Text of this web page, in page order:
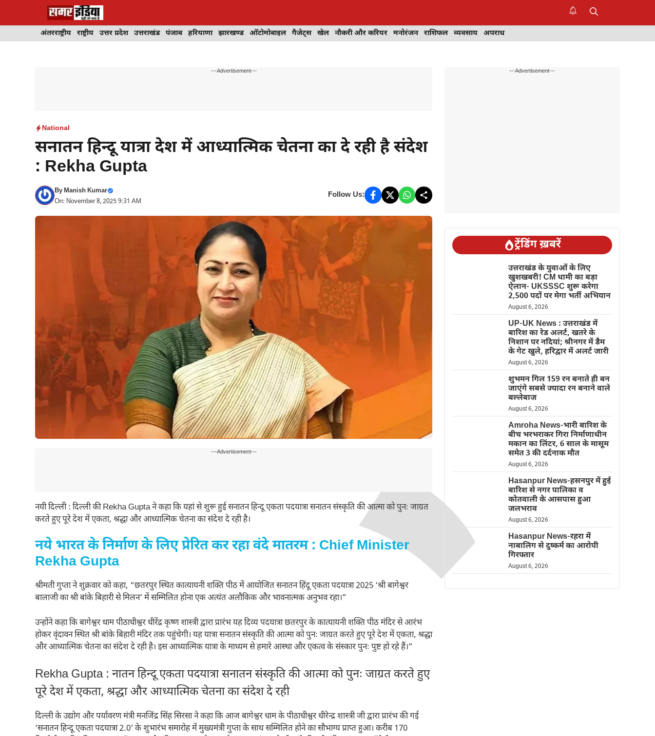
अंतरराष्ट्रीय राष्ट्रीय उत्तर प्रदेश उत्तराखंड पंजाब हरियाणा झारखण्ड ऑटोमोबाइल गैजेट्स खेल नौकरी और करियर मनोरंजन राशिफल व्यवसाय अपराध
---Advertisement---
National
सनातन हिन्दू यात्रा देश में आध्यात्मिक चेतना का दे रही है संदेश
: Rekha Gupta
ByManish Kumar
On: November 8, 2025 9:31 AM
Follow Us:
---Advertisement---
नयी दिल्ली : दिल्ली की Rekha Gupta ने कहा कि यहां से शुरू हुई सनातन हिन्दू एकता पदयात्रा सनातन संस्कृति की आत्मा को पुनः जाग्रत
करते हुए पूरे देश में एकता, श्रद्धा और आध्यात्मिक चेतना का संदेश दे रही है।
नये भारत के निर्माण के लिए प्रेरित कर रहा वंदे मातरम : Chief Minister
Rekha Gupta
श्रीमती गुप्ता ने शुक्रवार को कहा, “छतरपुर स्थित कात्यायनी शक्ति पीठ में आयोजित सनातन हिंदू एकता पदयात्रा 2025 ‘श्री बागेश्वर
बालाजी का श्री बांके बिहारी से मिलन’ में सम्मिलित होना एक अत्यंत अलौकिक और भावनात्मक अनुभव रहा।”
उन्होंने कहा कि बागेश्वर धाम पीठाधीश्वर धीरेंद्र कृष्ण शास्त्री द्वारा प्रारंभ यह दिव्य पदयात्रा छतरपुर के कात्यायनी शक्ति पीठ मंदिर से आरंभ
होकर वृंदावन स्थित श्री बांके बिहारी मंदिर तक पहुंचेगी। यह यात्रा सनातन संस्कृति की आत्मा को पुनः जाग्रत करते हुए पूरे देश में एकता, श्रद्धा
और आध्यात्मिक चेतना का संदेश दे रही है। इस आध्यात्मिक यात्रा के माध्यम से हमारे आस्था और एकत्व के संस्कार पुनः पुष्ट हो रहे हैं।”
Rekha Gupta : नातन हिन्दू एकता पदयात्रा सनातन संस्कृति की आत्मा को पुनः जाग्रत करते हुए
पूरे देश में एकता, श्रद्धा और आध्यात्मिक चेतना का संदेश दे रही
दिल्ली के उद्योग और पर्यावरण मंत्री मनजिंद्र सिंह सिरसा ने कहा कि आज बागेश्वर धाम के पीठाधीश्वर धीरेन्द्र शास्त्री जी द्वारा प्रारंभ की गई
‘सनातन हिन्दू एकता पदयात्रा 2.0’ के शुभारंभ समारोह में मुख्यमंत्री गुप्ता के साथ सम्मिलित होने का सौभाग्य प्राप्त हुआ। करीब 170
---Advertisement---
ट्रेंडिंग ख़बरें
उत्तराखंड के युवाओं के लिए
खुशखबरी! CM धामी का बड़ा
ऐलान- UKSSSC शुरू करेगा
2,500 पदों पर मेगा भर्ती अभियान
August 6, 2026
UP-UK News : उत्तराखंड में
बारिश का रेड अलर्ट, खतरे के
निशान पर नदियां; श्रीनगर में डैम
के गेट खुले, हरिद्वार में अलर्ट जारी
August 6, 2026
शुभमन गिल 159 रन बनाते ही बन
जाएंगे सबसे ज्यादा रन बनाने वाले
बल्लेबाज
August 6, 2026
Amroha News-भारी बारिश के
बीच भरभराकर गिरा निर्माणाधीन
मकान का लिंटर, 6 साल के मासूम
समेत 3 की दर्दनाक मौत
August 6, 2026
Hasanpur News-हसनपुर में हुई
बारिश से नगर पालिका व
कोतवाली के आसपास हुआ
जलभराव
August 6, 2026
Hasanpur News-रहरा में
नाबालिग से दुष्कर्म का आरोपी
गिरफ्तार
August 6, 2026